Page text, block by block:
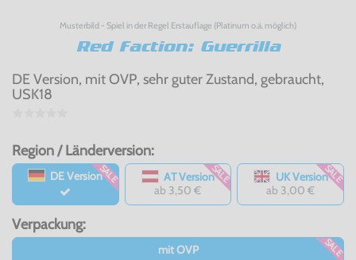
Musterbild - Spiel in der Regel Erstauflage (Platinum o.ä. möglich)
Red Faction: Guerrilla
DE Version, mit OVP, sehr guter Zustand, gebraucht,
USK18
Region / Länderversion:
DE VersionSALE
AT Version
ab 3,50 €
SALE
UK Version
ab 3,00 €
SALE
Verpackung:
mit OVP SALE